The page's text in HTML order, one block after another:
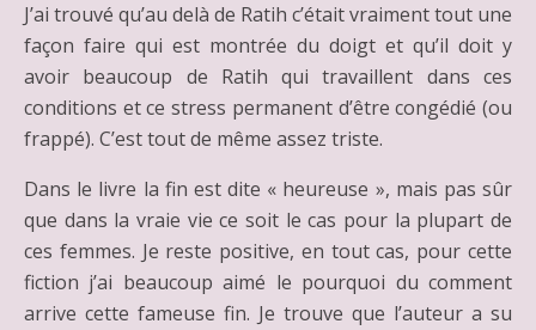
J’ai trouvé qu’au delà de Ratih c’était vraiment tout une
façon faire qui est montrée du doigt et qu’il doit y
avoir beaucoup de Ratih qui travaillent dans ces
conditions et ce stress permanent d’être congédié (ou
frappé). C’est tout de même assez triste.
Dans le livre la fin est dite « heureuse », mais pas sûr
que dans la vraie vie ce soit le cas pour la plupart de
ces femmes. Je reste positive, en tout cas, pour cette
fiction j’ai beaucoup aimé le pourquoi du comment
arrive cette fameuse fin. Je trouve que l’auteur a su